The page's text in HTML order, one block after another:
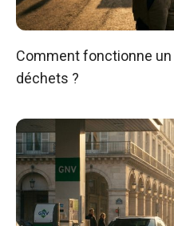
Comment fonctionne
déchets ?